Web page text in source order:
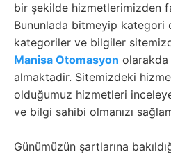
bir şekilde hizmetlerimizden
Bununlada bitmeyip kategori
kategoriler ve bilgiler
Manisa Otomasyon
almaktadir. Sitemizdeki
olduğumuz hizmetleri
ve bilgi sahibi olmanızı
Günümüzün şartlarına